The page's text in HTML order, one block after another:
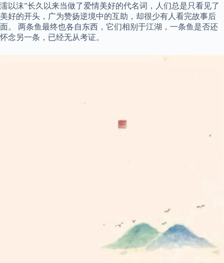
濡以沫”长久以来当做了爱情美好的代名词，人们总是只看见了
美好的开头，广为赞扬逆境中的互助，却很少有人看完故事后
面。 两条鱼最终也各自东西，它们相别于江湖，一条鱼是否还
怀念另一条，已经无从考证。